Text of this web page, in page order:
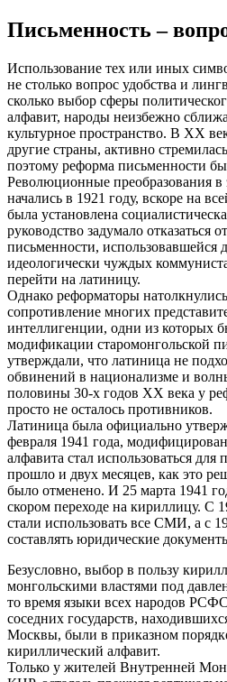
Письменность –
Использование тех или иных
не столько вопрос удобства и
сколько выбор сферы
алфавит, народы неизбежно
культурное пространство. В ХХ
другие страны, активно
поэтому реформа письменности
Революционные преобразования в
начались в 1921 году, вскоре на
была установлена
руководство задумало отказаться
письменности, использовавшейся
идеологически чуждых
перейти на латиницу.
Однако реформаторы
сопротивление многих
интеллигенции, одни из которых
модификации старомонгольской
утверждали, что латиница не
обвинений в национализме и
половины 30-х годов ХХ века у
просто не осталось противников.
Латиница была официально
февраля 1941 года,
алфавита стал использоваться для
прошло и двух месяцев, как это
было отменено. И 25 марта 1941
скором переходе на кириллицу. С
стали использовать все СМИ, а с
составлять юридические
Безусловно, выбор в пользу
монгольскими властями под
то время языки всех народов
соседних государств,
Москвы, были в приказном
кириллический алфавит.
Только у жителей Внутренней